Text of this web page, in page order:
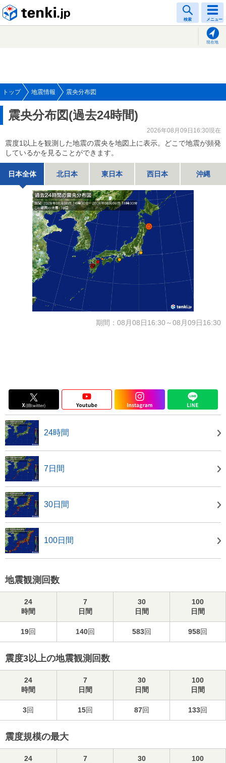
検索 メニュー
現在地
トップ 地震情報 震央分布図
震央分布図(過去24時間)
2026年08月09日16:30現在
震度1以上を観測した地震の震央を地図上に表示。どこで地震が頻発
しているかを見ることができます。
日本全体 北日本 東日本 西日本 沖縄
期間：08月08日16:30～08月09日16:30
24時間
7日間
30日間
100日間
地震観測回数
24
時間
7
日間
30
日間
100
日間
19回 140回 583回 958回
震度3以上の地震観測回数
24
時間
7
日間
30
日間
100
日間
3回 15回 87回 133回
震度規模の最大
24
7
30
100